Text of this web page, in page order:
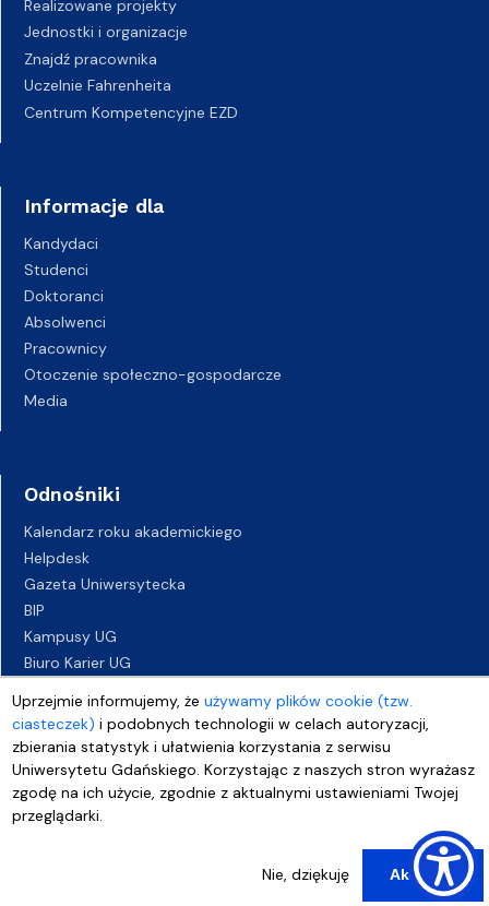
Uprzejmie informujemy, żeużywamy plików cookie (tzw.
ciasteczek) i podobnych technologii w celach autoryzacji,
zbierania statystyk i ułatwienia korzystania z serwisu
Uniwersytetu Gdańskiego. Korzystając z naszych stron wyrażasz
zgodę na ich użycie, zgodnie z aktualnymi ustawieniami Twojej
przeglądarki.
Nie, dziękuję Akceptuj
Realizowane projekty
Jednostki i organizacje
Znajdź pracownika
Uczelnie Fahrenheita
Centrum Kompetencyjne EZD
Informacje dla
Kandydaci
Studenci
Doktoranci
Absolwenci
Pracownicy
Otoczenie społeczno-gospodarcze
Media
Odnośniki
Kalendarz roku akademickiego
Helpdesk
Gazeta Uniwersytecka
BIP
Kampusy UG
Biuro Karier UG
Deklaracja dostępności